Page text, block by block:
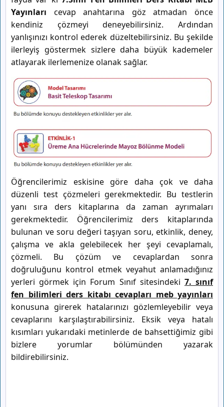
Yayınları cevap anahtarına göz atmadan önce
kendiniz çözmeyi deneyebilirsiniz. Ardından
yanlışınızı kontrol ederek düzeltebilirsiniz. Bu şekilde
ilerleyiş göstermek sizlere daha büyük kademeler
atlayarak ilerlemenize olanak sağlar.
Öğrencilerimiz eskisine göre daha çok ve daha
düzenli test çözmeleri gerekmektedir. Bu testlerin
yanı sıra ders kitaplarına da zaman ayrımaları
gerekmektedir. Öğrencilerimiz ders kitaplarında
bulunan ve soru değeri taşıyan soru, etkinlik, deney,
çalışma ve akla gelebilecek her şeyi cevaplamalı,
çözmeli. Bu çözüm ve cevaplardan sonra
doğruluğunu kontrol etmek veyahut anlamadığınız
yerleri görmek için Forum Sınıf sitesindeki 7. sınıf
fen bilimleri ders kitabı cevapları meb yayınları
konusuna girerek hatalarınızı gözlemleyebilir veya
cevaplarını karşılaştırabilirsiniz. Eksik veya hatalı
kısımları yukarıdaki metinlerde de bahsettiğimiz gibi
bizlere yorumlar bölümünden yazarak
bildirebilirsiniz.